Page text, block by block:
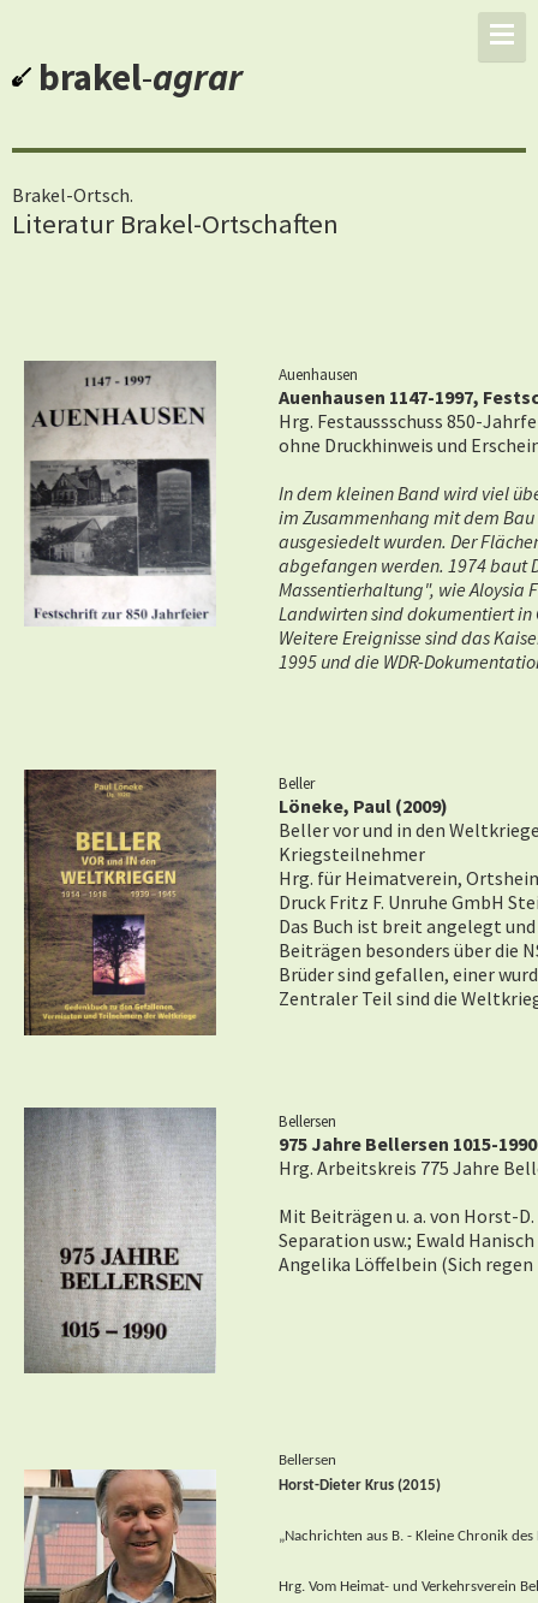
brakel-agrar
Brakel-Ortsch.
Literatur Brakel-Ortschaften
Auenhausen
Auenhausen 1147-1997,
Hrg. Festaussschuss 850-
ohne Druckhinweis und
In dem kleinen Band wird viel
im Zusammenhang mit dem
ausgesiedelt wurden. Der
abgefangen werden. 1974 baut
Massentierhaltung", wie Aloysia
Landwirten sind dokumentiert in
Weitere Ereignisse sind das
1995 und die WDR-
Beller
Löneke, Paul (2009)
Beller vor und in den
Kriegsteilnehmer
Hrg. für Heimatverein,
Druck Fritz F. Unruhe GmbH
Das Buch ist breit angelegt
Beiträgen besonders über die
Brüder sind gefallen, einer
Zentraler Teil sind die
Bellersen
975 Jahre Bellersen 1015-1990
Hrg. Arbeitskreis 775 Jahre
Mit Beiträgen u. a. von Horst-
Separation usw.; Ewald
Angelika Löffelbein (Sich
Bellersen
Horst-Dieter Krus (2015)
„Nachrichten aus B. - Kleine Chronik des
Hrg. Vom Heimat- und Verkehrsverein